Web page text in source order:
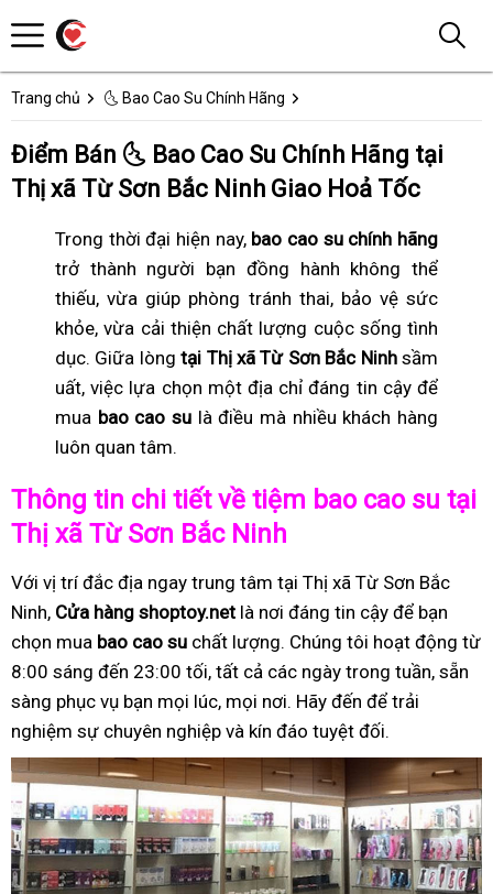
Trang chủ 🌜 Bao Cao Su Chính Hãng
Điểm Bán 🌜 Bao Cao Su Chính Hãng tại
Thị xã Từ Sơn Bắc Ninh Giao Hoả Tốc
Trong thời đại hiện nay, bao cao su chính hãng
trở thành người bạn đồng hành không thể
thiếu, vừa giúp phòng tránh thai, bảo vệ sức
khỏe, vừa cải thiện chất lượng cuộc sống tình
dục. Giữa lòngtại Thị xã Từ Sơn Bắc Ninhsầm
uất, việc lựa chọn một địa chỉ đáng tin cậy để
mua bao cao su là điều mà nhiều khách hàng
luôn quan tâm.
Thông tin chi tiết về tiệm bao cao su tại
Thị xã Từ Sơn Bắc Ninh
Với vị trí đắc địa ngay trung tâm tại Thị xã Từ Sơn Bắc
Ninh, Cửa hàng shoptoy.net là nơi đáng tin cậy để bạn
chọn mua bao cao su chất lượng. Chúng tôi hoạt động từ
8:00 sáng đến 23:00 tối, tất cả các ngày trong tuần, sẵn
sàng phục vụ bạn mọi lúc, mọi nơi. Hãy đến để trải
nghiệm sự chuyên nghiệp và kín đáo tuyệt đối.